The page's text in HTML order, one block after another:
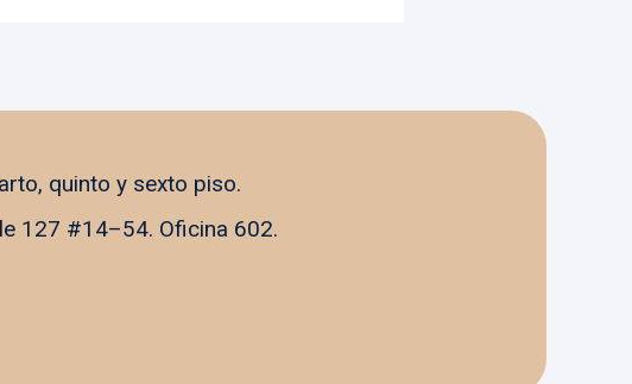
quinto y sexto piso.
127 #14–54. Oficina 602.